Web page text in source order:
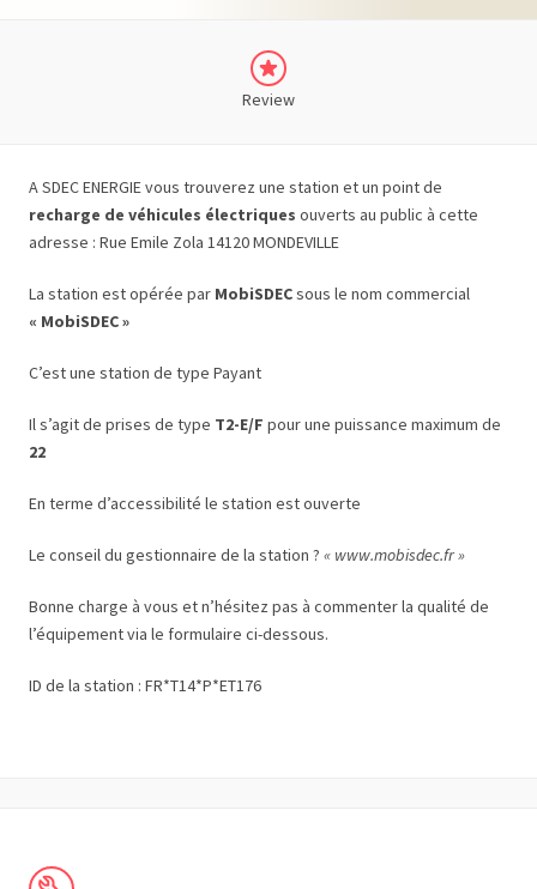
Review
A SDEC ENERGIE vous trouverez une station et un point de
recharge de véhicules électriques ouverts au public à cette
adresse : Rue Emile Zola 14120 MONDEVILLE
La station est opérée par MobiSDECsous le nom commercial
« MobiSDEC »
C’est une station de type Payant
Il s’agit de prises de type T2-E/F pour une puissance maximum de
22
En terme d’accessibilité le station est ouverte
Le conseil du gestionnaire de la station ? « www.mobisdec.fr »
Bonne charge à vous et n’hésitez pas à commenter la qualité de
l’équipement via le formulaire ci-dessous.
ID de la station : FR*T14*P*ET176